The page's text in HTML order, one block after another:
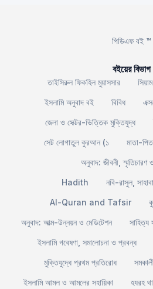
পিডিএফ বই ™
বইয়ের বিভাগ
তাইসিরুল ফিকহিল মুয়াসসার
ইসলামি অনুবাদ বই
বিবিধ
জেলা ও সেক্টর-ভিত্তিক মুক্তিযুদ্ধ
সেট লোগাতুল কুরআন (১
মাতা-
অনুবাদ: জীবনী, স্মৃতিচারণ
Hadith
নবি-রাসুল,
Al-Quran and Tafsir
অনুবাদ: আত্ম-উন্নয়ন ও মেডিটেশন
সাহিত্য
ইসলামি গবেষণা, সমালোচনা ও প্রবন্ধ
মুক্তিযুদ্ধে প্রথম প্রতিরোধ
ইসলামি আমল ও আমলের সহায়িকা
হযরহ